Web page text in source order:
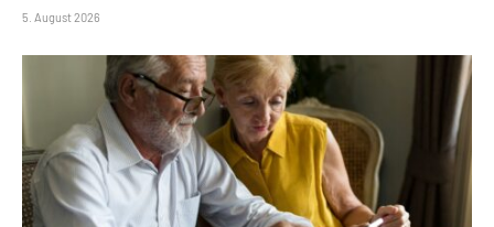
5. August 2026